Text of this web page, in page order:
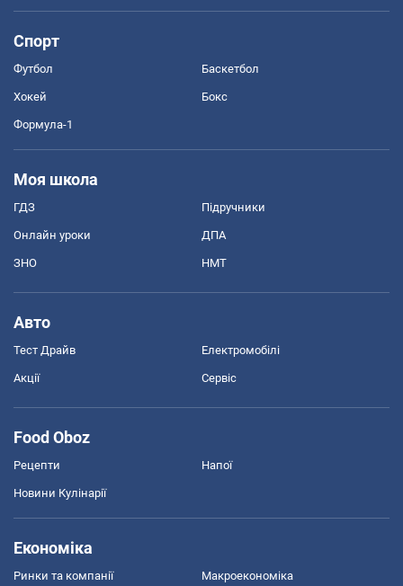
Спорт
Футбол Баскетбол
Хокей Бокс
Формула-1
Моя школа
ГДЗ Підручники
Онлайн уроки ДПА
ЗНО НМТ
Авто
Тест Драйв Електромобілі
Акції Сервіс
Food Oboz
Рецепти Напої
Новини Кулінарії
Економіка
Ринки та компанії Макроекономіка